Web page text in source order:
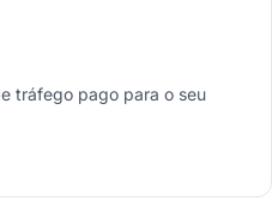
tráfego pago para o seu